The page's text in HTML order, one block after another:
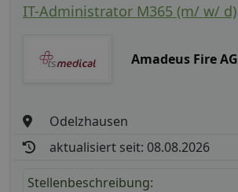
IT-Administrator M365 (m/ w/ d)
Amadeus Fire AG
Odelzhausen
aktualisiert seit: 08.08.2026
Stellenbeschreibung: